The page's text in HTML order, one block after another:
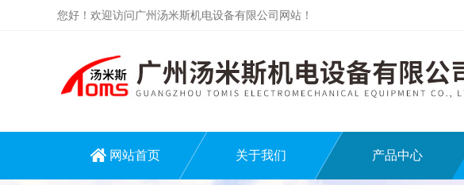
您好！欢迎访问广州汤米斯机电设备有限公司网站！
网站首页 关于我们 产品中心